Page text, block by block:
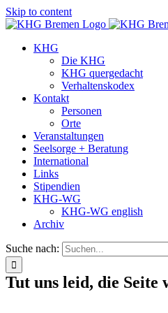
Skip to content
KHG
Die KHG
KHG quergedacht
Verhaltenskodex
Kontakt
Personen
Orte
Veranstaltungen
Seelsorge + Beratung
International
Links
Stipendien
KHG-WG
KHG-WG english
Archiv
Suche nach:
Tut uns leid, die Seite